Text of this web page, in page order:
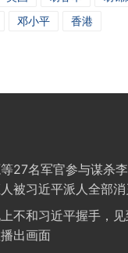
邓小平 香港
等27名军官参与谋杀
被习近平派人全部
不和习近平握手，见
出画面